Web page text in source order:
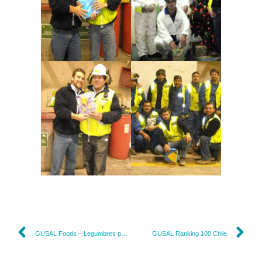
GUSAL Ranking 100 Chile